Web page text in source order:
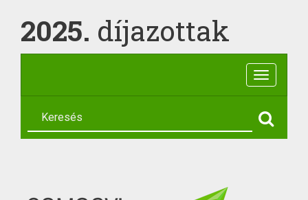
2025. díjazottak
Toggle